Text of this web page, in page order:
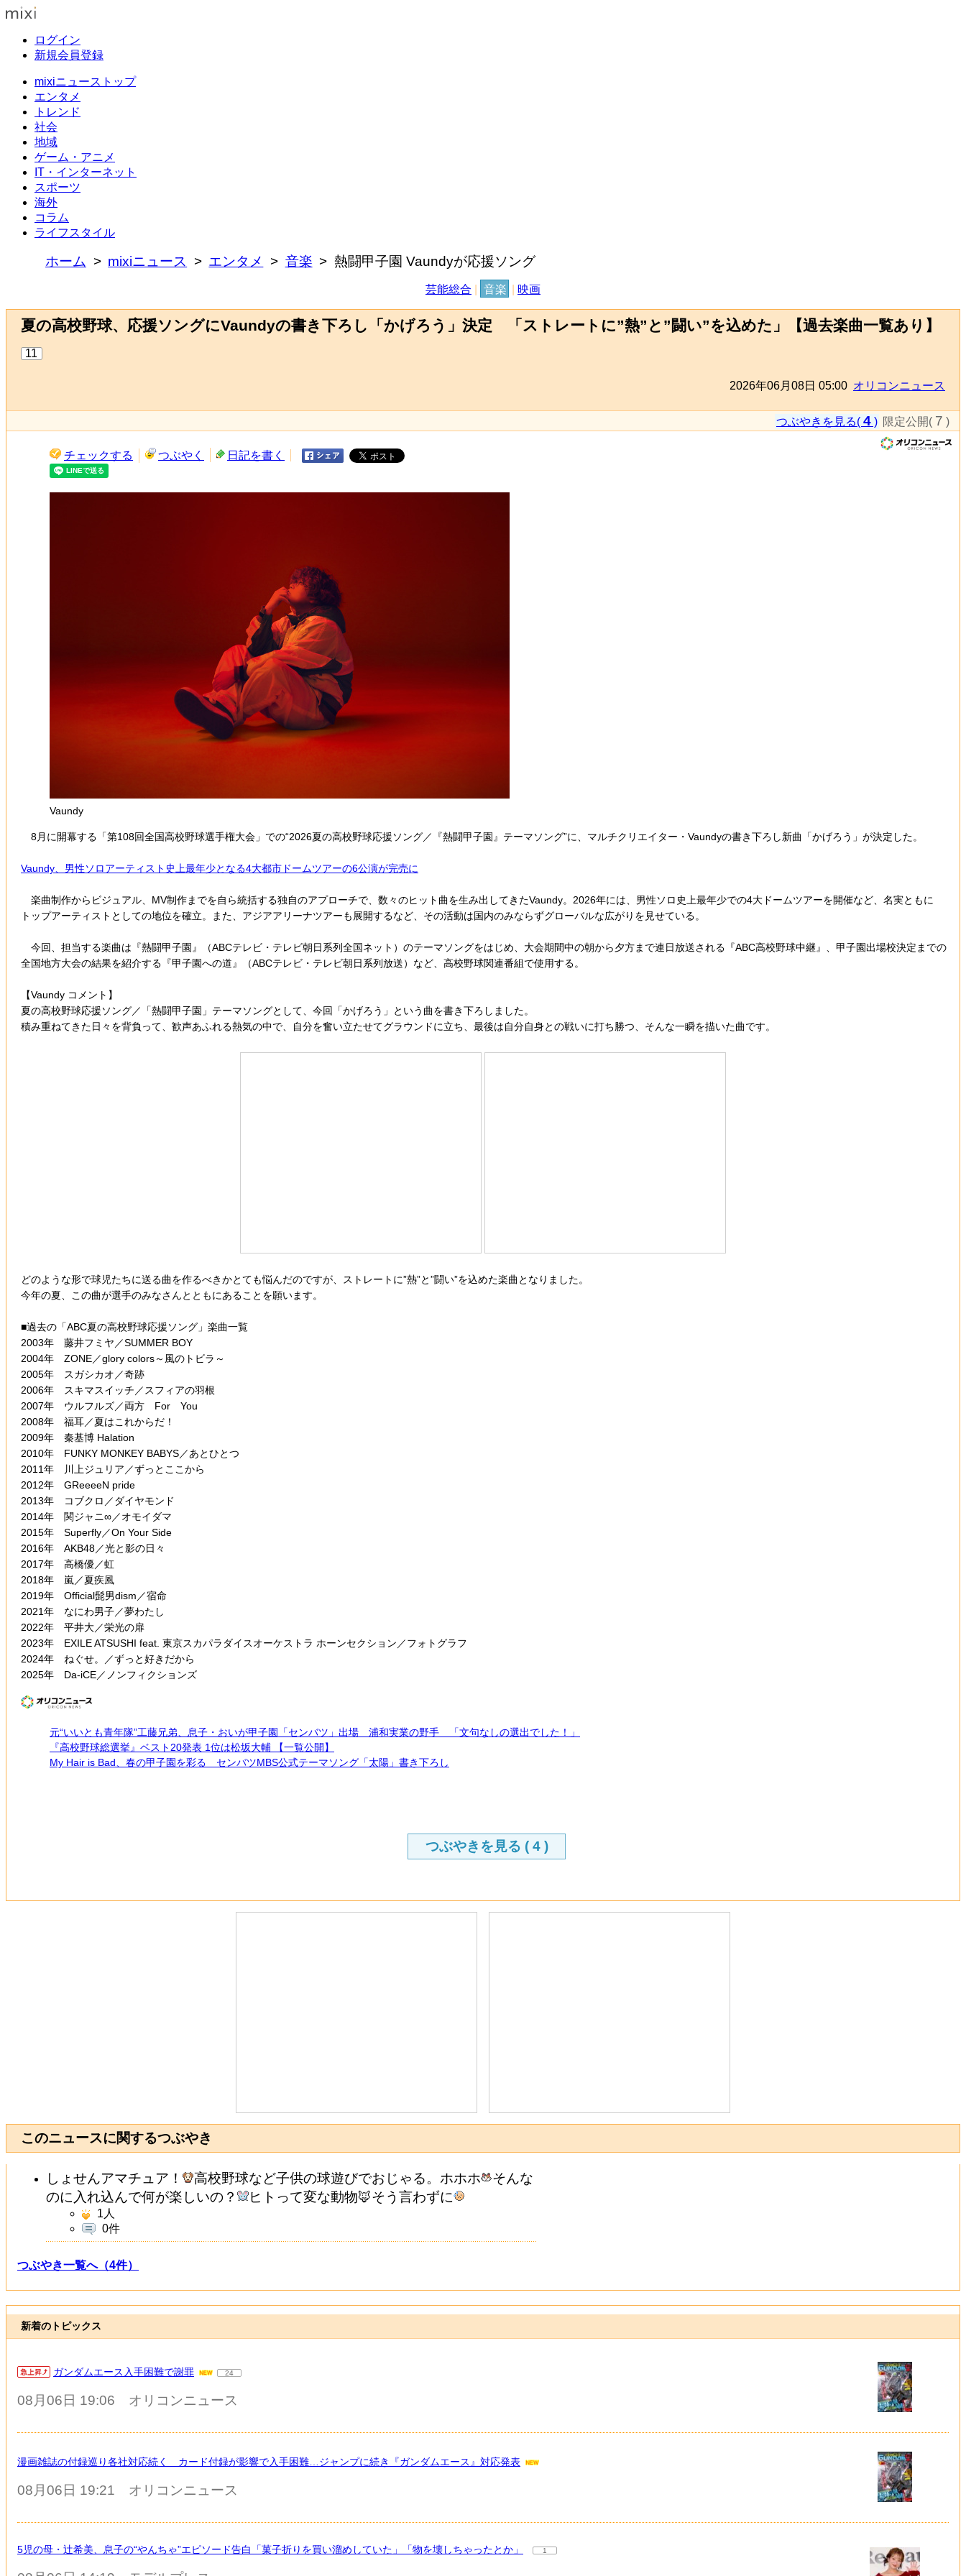
ログイン
新規会員登録
mixiニューストップ
エンタメ
トレンド
社会
地域
ゲーム・アニメ
IT・インターネット
スポーツ
海外
コラム
ライフスタイル
ホーム mixiニュース エンタメ 音楽 熱闘甲子園 Vaundyが応援ソング
芸能総合 音楽 映画
夏の高校野球、応援ソングにVaundyの書き下ろし「かげろう」決定 「ストレートに”熱”と”闘い”を込めた」【過去楽曲一覧あり】
11
2026年06月08日 05:00 オリコンニュース
つぶやきを見る( 4 ) 限定公開( 7 )
チェックする つぶやく 日記を書く
Vaundy
8月に開幕する「第108回全国高校野球選手権大会」での“2026夏の高校野球応援ソング／『熱闘甲子園』テーマソング”に、マルチクリエイター・Vaundyの書き下ろし新曲「かげろう」が決定した。
Vaundy、男性ソロアーティスト史上最年少となる4大都市ドームツアーの6公演が完売に
楽曲制作からビジュアル、MV制作までを自ら統括する独自のアプローチで、数々のヒット曲を生み出してきたVaundy。2026年には、男性ソロ史上最年少での4大ドームツアーを開催など、名実ともに
トップアーティストとしての地位を確立。また、アジアアリーナツアーも展開するなど、その活動は国内のみならずグローバルな広がりを見せている。
今回、担当する楽曲は『熱闘甲子園』（ABCテレビ・テレビ朝日系列全国ネット）のテーマソングをはじめ、大会期間中の朝から夕方まで連日放送される『ABC高校野球中継』、甲子園出場校決定までの
全国地方大会の結果を紹介する『甲子園への道』（ABCテレビ・テレビ朝日系列放送）など、高校野球関連番組で使用する。
【Vaundy コメント】
夏の高校野球応援ソング／「熱闘甲子園」テーマソングとして、今回「かげろう」という曲を書き下ろしました。
積み重ねてきた日々を背負って、歓声あふれる熱気の中で、自分を奮い立たせてグラウンドに立ち、最後は自分自身との戦いに打ち勝つ、そんな一瞬を描いた曲です。
どのような形で球児たちに送る曲を作るべきかとても悩んだのですが、ストレートに”熱”と”闘い”を込めた楽曲となりました。
今年の夏、この曲が選手のみなさんとともにあることを願います。
■過去の「ABC夏の高校野球応援ソング」楽曲一覧
2003年 藤井フミヤ／SUMMER BOY
2004年 ZONE／glory colors～風のトビラ～
2005年 スガシカオ／奇跡
2006年 スキマスイッチ／スフィアの羽根
2007年 ウルフルズ／両方 For You
2008年 福耳／夏はこれからだ！
2009年 秦基博 Halation
2010年 FUNKY MONKEY BABYS／あとひとつ
2011年 川上ジュリア／ずっとここから
2012年 GReeeeN pride
2013年 コブクロ／ダイヤモンド
2014年 関ジャニ∞／オモイダマ
2015年 Superfly／On Your Side
2016年 AKB48／光と影の日々
2017年 高橋優／虹
2018年 嵐／夏疾風
2019年 Official髭男dism／宿命
2021年 なにわ男子／夢わたし
2022年 平井大／栄光の扉
2023年 EXILE ATSUSHI feat. 東京スカパラダイスオーケストラ ホーンセクション／フォトグラフ
2024年 ねぐせ。／ずっと好きだから
2025年 Da-iCE／ノンフィクションズ
元“いいとも青年隊”工藤兄弟、息子・おいが甲子園「センバツ」出場 浦和実業の野手 「文句なしの選出でした！」
『高校野球総選挙』ベスト20発表 1位は松坂大輔 【一覧公開】
My Hair is Bad、春の甲子園を彩る センバツMBS公式テーマソング「太陽」書き下ろし
つぶやきを見る ( 4)
このニュースに関するつぶやき
しょせんアマチュア！ 高校野球など子供の球遊びでおじゃる。ホホホ
そんな
のに入れ込んで何が楽しいの？
ヒトって変な動物🦊そう言わずに
1 人
0件
つぶやき一覧へ（4件）
新着のトピックス
ガンダムエース入手困難で謝罪 24
08月06日 19:06 オリコンニュース
漫画雑誌の付録巡り各社対応続く カード付録が影響で入手困難…ジャンプに続き『ガンダムエース』対応発表
08月06日 19:21 オリコンニュース
5児の母・辻希美、息子の“やんちゃ”エピソード告白「菓子折りを買い溜めしていた」「物を壊しちゃったとか」 1